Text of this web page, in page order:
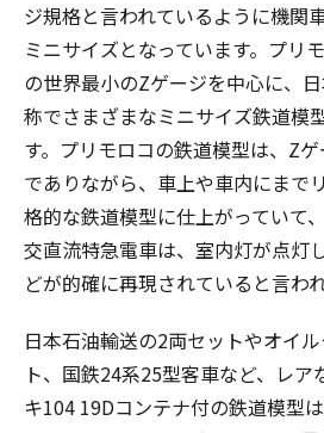
ジ規格と言われているように機関
ミニサイズとなっています。プリ
の世界最小のZゲージを中心に、
称でさまざまなミニサイズ鉄道模
す。プリモロコの鉄道模型は、Z
でありながら、車上や車内にまで
格的な鉄道模型に仕上がっていて
交直流特急電車は、室内灯が点灯
どが的確に再現されていると言わ
日本石油輸送の2両セットやオイ
ト、国鉄24系25型客車など、レア
キ104 19Dコンテナ付の鉄道模型